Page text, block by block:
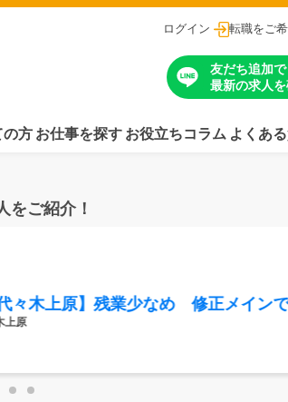
ログイン 転職をご
友だち追加で
最新の求人
の方 お仕事を探す お役立ちコラム よくあ
をご紹介！
々木上原】残業少なめ 修正メイン
上原